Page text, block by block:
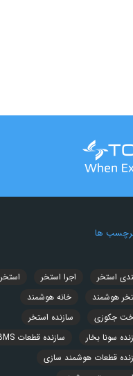
ها
استخر اجرا استخر
استخر
هوشمند
خانه هوشمند
جکوزی
سازنده استخر
سونا بخار
سازنده قطعات BMS
قطعات هوشمند سازی